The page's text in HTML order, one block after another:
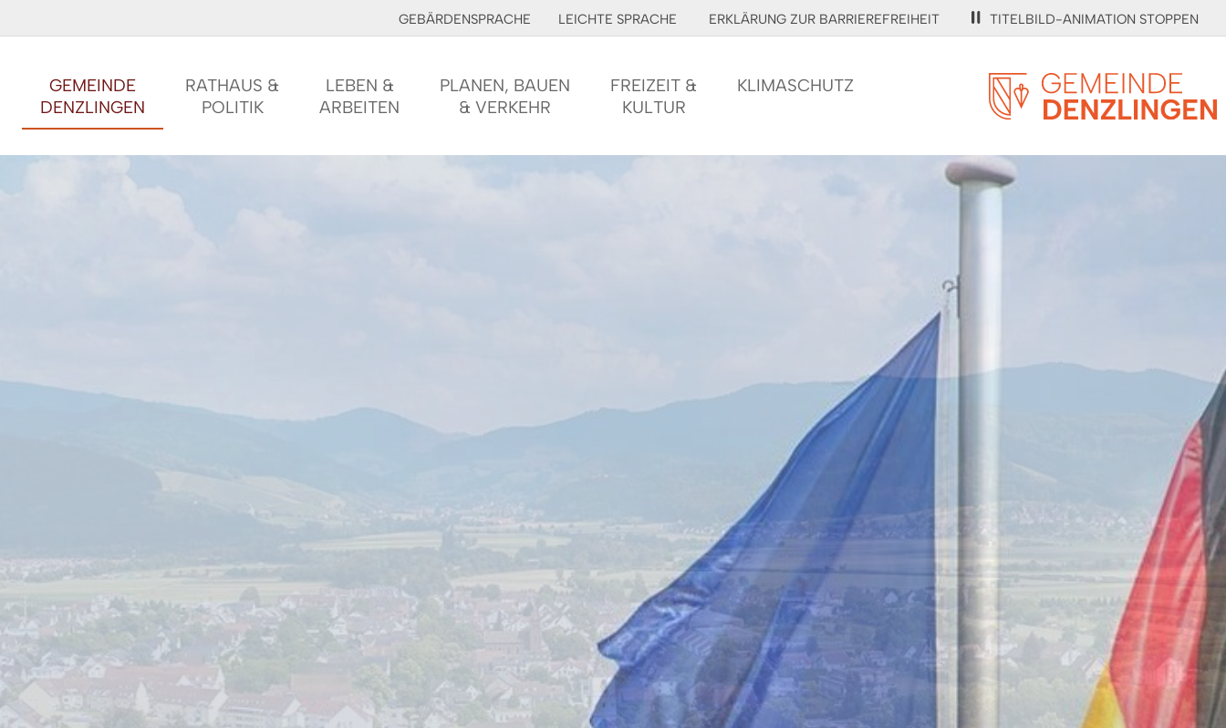
GEBÄRDENSPRACHE LEICHTE SPRACHE ERKLÄRUNG ZUR BARRIEREFREIHEIT TITELBILD-ANIMATION STOPPEN
GEMEINDE
DENZLINGEN
RATHAUS &
POLITIK
LEBEN &
ARBEITEN
PLANEN, BAUEN
& VERKEHR
FREIZEIT &
KULTUR
KLIMASCHUTZ